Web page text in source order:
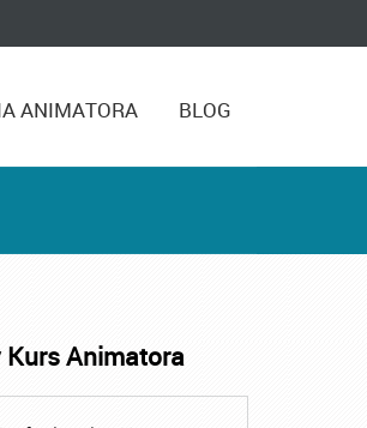
ANIMATORA BLOG
Wolnego Warszawa
Animatora